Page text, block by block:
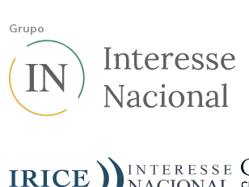
Grupo